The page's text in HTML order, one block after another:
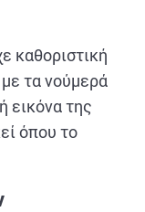
καθοριστική
με τα νούμερά
εικόνα της
όπου το